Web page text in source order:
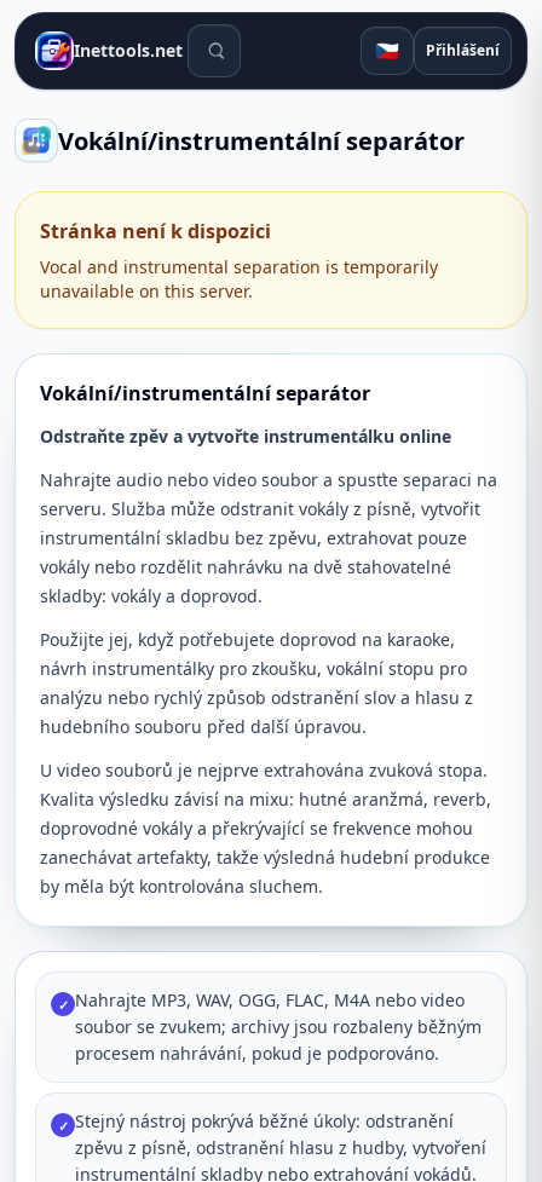
Inettools.net Vyhledávací nástroje 🇨🇿 Přihlášení
Vokální/instrumentální separátor
Stránka není k dispozici
Vocal and instrumental separation is temporarily
unavailable on this server.
Vokální/instrumentální separátor
Odstraňte zpěv a vytvořte instrumentálku online
Nahrajte audio nebo video soubor a spusťte separaci na
serveru. Služba může odstranit vokály z písně, vytvořit
instrumentální skladbu bez zpěvu, extrahovat pouze
vokály nebo rozdělit nahrávku na dvě stahovatelné
skladby: vokály a doprovod.
Použijte jej, když potřebujete doprovod na karaoke,
návrh instrumentálky pro zkoušku, vokální stopu pro
analýzu nebo rychlý způsob odstranění slov a hlasu z
hudebního souboru před další úpravou.
U video souborů je nejprve extrahována zvuková stopa.
Kvalita výsledku závisí na mixu: hutné aranžmá, reverb,
doprovodné vokály a překrývající se frekvence mohou
zanechávat artefakty, takže výsledná hudební produkce
by měla být kontrolována sluchem.
✓ Nahrajte MP3, WAV, OGG, FLAC, M4A nebo video
soubor se zvukem; archivy jsou rozbaleny běžným
procesem nahrávání, pokud je podporováno.
✓ Stejný nástroj pokrývá běžné úkoly: odstranění
zpěvu z písně, odstranění hlasu z hudby, vytvoření
instrumentální skladby nebo extrahování vokádů.